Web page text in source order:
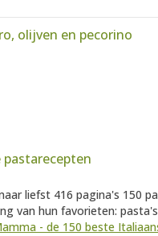
olijven en pecorino
pastarecepten
liefst 416 pagina's 150
van hun favorieten:
- de 150 beste